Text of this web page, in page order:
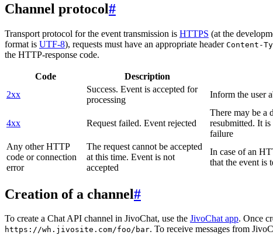
Channel protocol#
Transport protocol for the event transmission is HTTPS (at the
format is UTF-8), requests must have an appropriate header Content-
the HTTP-response code.
Code Description
2xx
Success. Event is accepted for
processing
Inform the user
4xx Request failed. Event rejected
There may be a
resubmitted. It
failure
Any other HTTP
code or connection
error
The request cannot be accepted
at this time. Event is not
accepted
In case of an
that the event is
Creation of a channel#
To create a Chat API channel in JivoChat, use the JivoChat app. Once
https://wh.jivosite.com/foo/bar. To receive messages from